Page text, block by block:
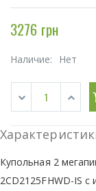
3276 грн
Наличие: Нет
Купольная 2
2CD2125FHWD-IS с